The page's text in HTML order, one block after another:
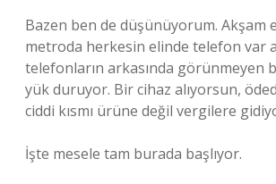
Bazen ben de düşünüyorum. Akşam
metroda herkesin elinde telefon var
telefonların arkasında görünmeyen
yük duruyor. Bir cihaz alıyorsun,
ciddi kısmı ürüne değil vergilere
İşte mesele tam burada başlıyor.